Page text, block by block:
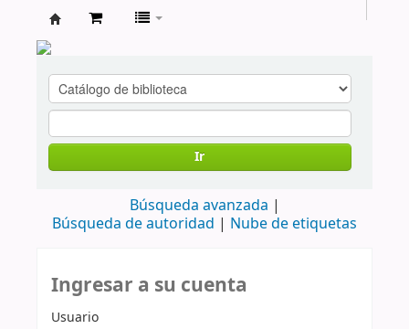
cendoc
Ir
Búsqueda avanzada
Búsqueda de autoridad
Nube de etiquetas
Ingresar a su cuenta
Usuario